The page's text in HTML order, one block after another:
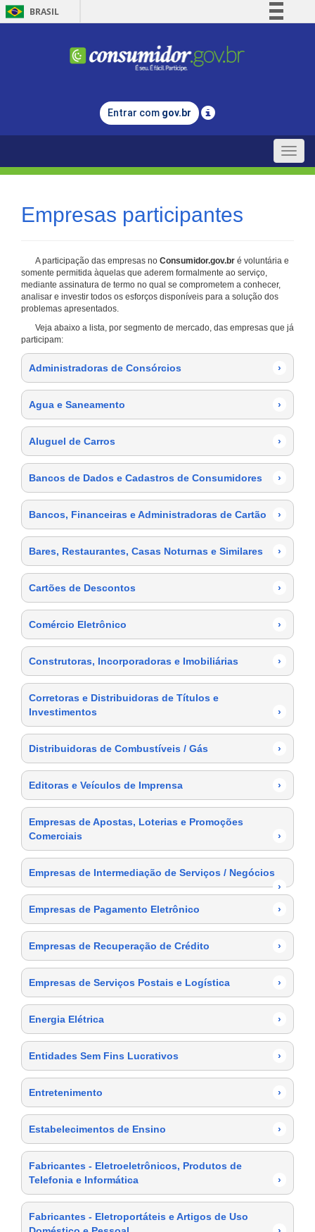
BRASIL
Comunica BR
Legislação
Entrar com gov.br
Toggle
Empresas participantes
A participação das empresas no Consumidor.gov.br é voluntária e
somente permitida àquelas que aderem formalmente ao serviço,
mediante assinatura de termo no qual se comprometem a conhecer,
analisar e investir todos os esforços disponíveis para a solução dos
problemas apresentados.
Veja abaixo a lista, por segmento de mercado, das empresas que já
participam:
Administradoras de Consórcios ›
Agua e Saneamento ›
Aluguel de Carros ›
Bancos de Dados e Cadastros de Consumidores ›
Bancos, Financeiras e Administradoras de Cartão ›
Bares, Restaurantes, Casas Noturnas e Similares ›
Cartões de Descontos ›
Comércio Eletrônico ›
Construtoras, Incorporadoras e Imobiliárias ›
Corretoras e Distribuidoras de Títulos e
Investimentos
›
Distribuidoras de Combustíveis / Gás ›
Editoras e Veículos de Imprensa ›
Empresas de Apostas, Loterias e Promoções
Comerciais
›
Empresas de Intermediação de Serviços / Negócios
›
Empresas de Pagamento Eletrônico
›
Empresas de Recuperação de Crédito ›
Empresas de Serviços Postais e Logística ›
Energia Elétrica ›
Entidades Sem Fins Lucrativos ›
Entretenimento ›
Estabelecimentos de Ensino ›
Fabricantes - Eletroeletrônicos, Produtos de
Telefonia e Informática
›
Fabricantes - Eletroportáteis e Artigos de Uso